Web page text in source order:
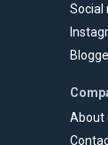
Social
About